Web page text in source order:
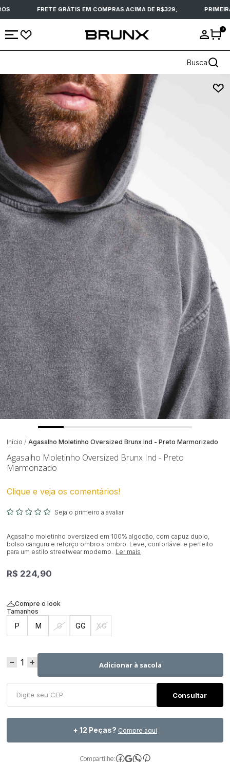
FRETE GRÁTIS EM COMPRAS ACIMA DE R$329,
0
Busca
Início Agasalho Moletinho Oversized Brunx Ind - Preto Marmorizado
Agasalho Moletinho Oversized Brunx Ind - Preto
Marmorizado
Clique e veja os comentários!
Seja o primeiro a avaliar
Agasalho moletinho oversized em 100% algodão, com capuz duplo,
bolso canguru e reforço ombro a ombro. Leve, confortável e perfeito
para um estilo streetwear moderno. Ler mais
R$ 224,90
Compre o look
P M G GG XG
Adicionar à sacola
+ 12 Peças? Compre aqui
Compartilhe: